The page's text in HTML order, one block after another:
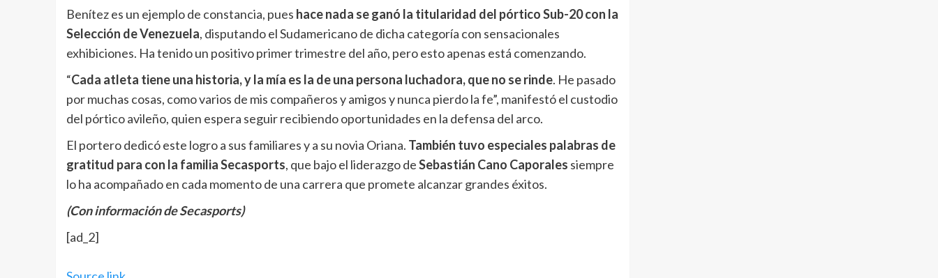
Benítez es un ejemplo de constancia, pues hace nada se ganó la titularidad del pórtico Sub-20 con la
Selección de Venezuela, disputando el Sudamericano de dicha categoría con sensacionales
exhibiciones. Ha tenido un positivo primer trimestre del año, pero esto apenas está comenzando.
“Cada atleta tiene una historia, y la mía es la de una persona luchadora, que no se rinde. He pasado
por muchas cosas, como varios de mis compañeros y amigos y nunca pierdo la fe”, manifestó el custodio
del pórtico avileño, quien espera seguir recibiendo oportunidades en la defensa del arco.
El portero dedicó este logro a sus familiares y a su novia Oriana. También tuvo especiales palabras de
gratitud para con la familia Secasports, que bajo el liderazgo deSebastián Cano Caporales siempre
lo ha acompañado en cada momento de una carrera que promete alcanzar grandes éxitos.
(Con información de Secasports)
[ad_2]